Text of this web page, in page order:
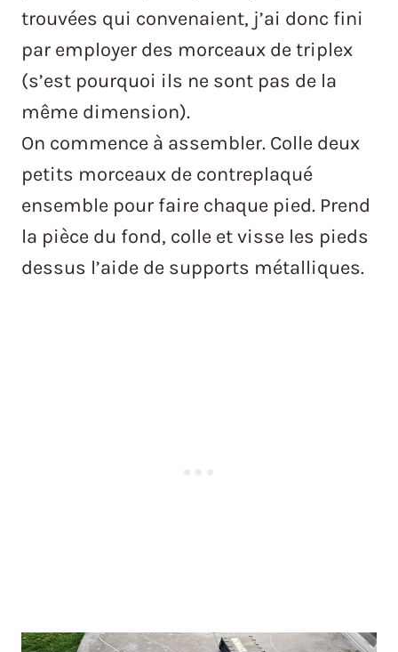
trouvées qui convenaient, j’ai donc fini
par employer des morceaux de triplex
(s’est pourquoi ils ne sont pas de la
même dimension).
On commence à assembler. Colle deux
petits morceaux de contreplaqué
ensemble pour faire chaque pied. Prend
la pièce du fond, colle et visse les pieds
dessus l’aide de supports métalliques.